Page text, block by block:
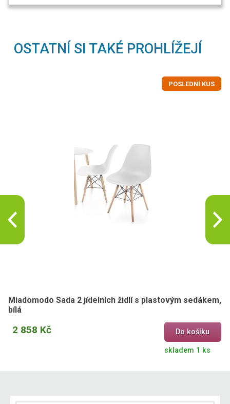
OSTATNÍ SI TAKÉ PROHLÍŽEJÍ
POSLEDNÍ KUS
Miadomodo Sada 2 jídelních židlí s plastovým sedákem,
bílá
2 858 Kč Do košíku
skladem 1 ks